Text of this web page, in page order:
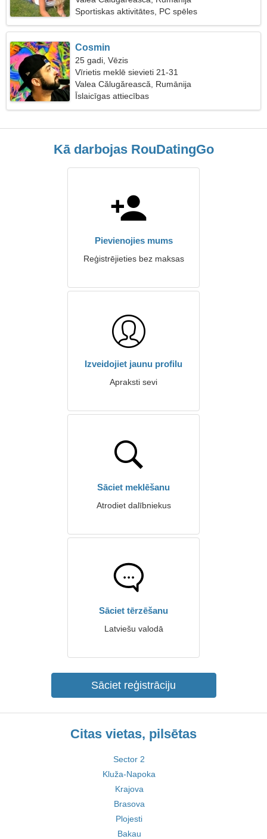
Sportiskas aktivitātes, PC spēles
Cosmin
25 gadi, Vēzis
Vīrietis meklē sievieti 21-31
Valea Călugărească, Rumānija
Īslaicīgas attiecības
Kā darbojas RouDatingGo
Pievienojies mums
Reģistrējieties bez maksas
Izveidojiet jaunu profilu
Apraksti sevi
Sāciet meklēšanu
Atrodiet dalībniekus
Sāciet tērzēšanu
Latviešu valodā
Sāciet reģistrāciju
Citas vietas, pilsētas
Sector 2
Kluža-Napoka
Krajova
Brasova
Plojesti
Bakau